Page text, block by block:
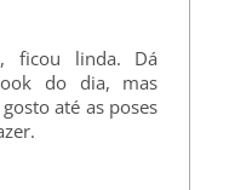
ficou linda. Dá
do dia, mas
até as poses